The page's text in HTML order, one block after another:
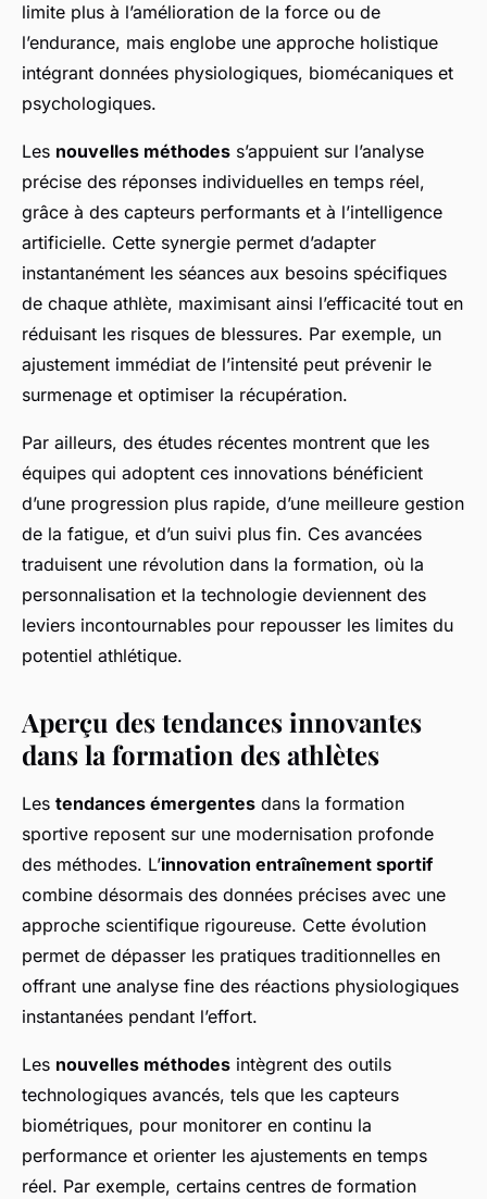
limite plus à l’amélioration de la force ou de
l’endurance, mais englobe une approche holistique
intégrant données physiologiques, biomécaniques et
psychologiques.
Les nouvelles méthodes s’appuient sur l’analyse
précise des réponses individuelles en temps réel,
grâce à des capteurs performants et à l’intelligence
artificielle. Cette synergie permet d’adapter
instantanément les séances aux besoins spécifiques
de chaque athlète, maximisant ainsi l’efficacité tout en
réduisant les risques de blessures. Par exemple, un
ajustement immédiat de l’intensité peut prévenir le
surmenage et optimiser la récupération.
Par ailleurs, des études récentes montrent que les
équipes qui adoptent ces innovations bénéficient
d’une progression plus rapide, d’une meilleure gestion
de la fatigue, et d’un suivi plus fin. Ces avancées
traduisent une révolution dans la formation, où la
personnalisation et la technologie deviennent des
leviers incontournables pour repousser les limites du
potentiel athlétique.
Aperçu des tendances innovantes
dans la formation des athlètes
Les tendances émergentes dans la formation
sportive reposent sur une modernisation profonde
des méthodes. L’innovation entraînement sportif
combine désormais des données précises avec une
approche scientifique rigoureuse. Cette évolution
permet de dépasser les pratiques traditionnelles en
offrant une analyse fine des réactions physiologiques
instantanées pendant l’effort.
Les nouvelles méthodes intègrent des outils
technologiques avancés, tels que les capteurs
biométriques, pour monitorer en continu la
performance et orienter les ajustements en temps
réel. Par exemple, certains centres de formation